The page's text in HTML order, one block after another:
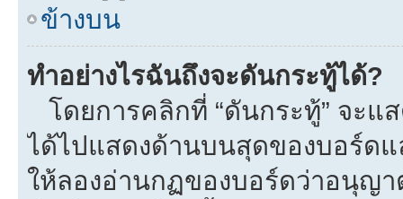
ข้างบน
ทำอย่างไรฉันถึงจะดันกระทู้ได้?
โดยการคลิกที่ “ดันกระทู้” จะแ
ได้ไปแสดงด้านบนสุดของบอร์ด
ให้ลองอ่านกฏของบอร์ดว่าอนุญ